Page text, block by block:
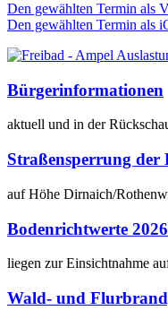
Den gewählten Termin als
Den gewählten Termin als
Bürgerinformationen
aktuell und in der
Straßensperrung
auf Höhe Dirnaich/
Bodenrichtwerte 2026
liegen zur Einsichtnahme
Wald- und